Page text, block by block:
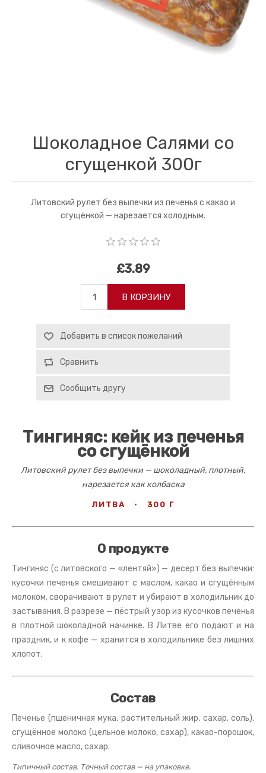
Шоколаднoe Салями со
сгущенкой 300г
Литовский рулет без выпечки из печенья с какао и
сгущёнкой — нарезается холодным.
£3.89
В КОРЗИНУ
Добавить в список пожеланий
Сравнить
Сообщить другу
Тингиняс: кейк из печенья
со сгущёнкой
Литовский рулет без выпечки — шоколадный, плотный,
нарезается как колбаска
ЛИТВА · 300 Г
О продукте
Тингиняс (с литовского — «лентяй») — десерт без выпечки:
кусочки печенья смешивают с маслом, какао и сгущённым
молоком, сворачивают в рулет и убирают в холодильник до
застывания. В разрезе — пёстрый узор из кусочков печенья
в плотной шоколадной начинке. В Литве его подают и на
праздник, и к кофе — хранится в холодильнике без лишних
хлопот.
Состав
Печенье (пшеничная мука, растительный жир, сахар, соль),
сгущённое молоко (цельное молоко, сахар), какао-порошок,
сливочное масло, сахар.
Типичный состав. Точный состав — на упаковке.